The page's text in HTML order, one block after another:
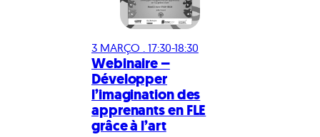
3 MARÇO . 17:30-18:30
Webinaire –
Développer
l’imagination des
apprenants en FLE
grâce à l’art